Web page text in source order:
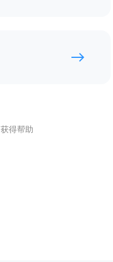
获得帮助